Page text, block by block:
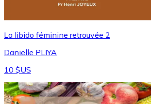
⁠La libido féminine retrouvée 2
Danielle PLIYA
10 $US